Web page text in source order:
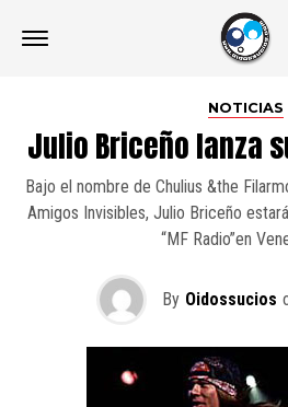
NOTICIAS
Julio Briceño lanza
Bajo el nombre de Chulius &the
Amigos Invisibles, Julio Briceño
“MF Radio”en
By Oidossucios